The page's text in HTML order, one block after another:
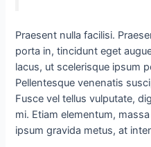
Praesent nulla facilisi.
porta in, tincidunt eget
lacus, ut scelerisque ipsum
Pellentesque venenatis
Fusce vel tellus vulputate,
mi. Etiam elementum,
ipsum gravida metus, at